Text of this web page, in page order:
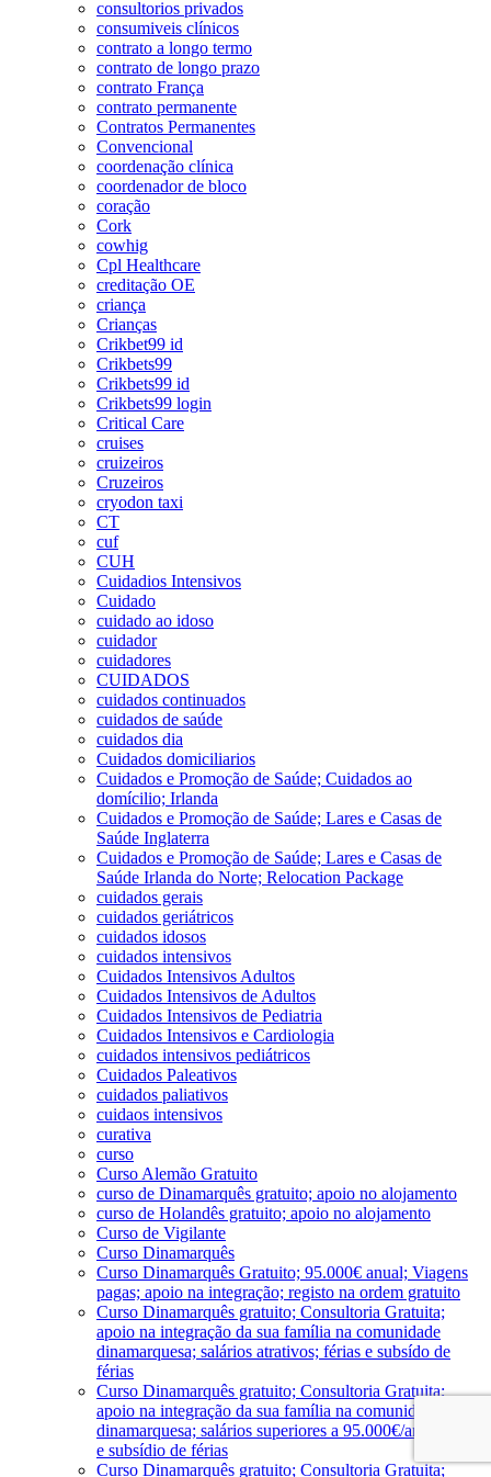
consultorios privados
consumiveis clínicos
contrato a longo termo
contrato de longo prazo
contrato França
contrato permanente
Contratos Permanentes
Convencional
coordenação clínica
coordenador de bloco
coração
Cork
cowhig
Cpl Healthcare
creditação OE
criança
Crianças
Crikbet99 id
Crikbets99
Crikbets99 id
Crikbets99 login
Critical Care
cruises
cruizeiros
Cruzeiros
cryodon taxi
CT
cuf
CUH
Cuidadios Intensivos
Cuidado
cuidado ao idoso
cuidador
cuidadores
CUIDADOS
cuidados continuados
cuidados de saúde
cuidados dia
Cuidados domiciliarios
Cuidados e Promoção de Saúde; Cuidados ao
domícilio; Irlanda
Cuidados e Promoção de Saúde; Lares e Casas de
Saúde Inglaterra
Cuidados e Promoção de Saúde; Lares e Casas de
Saúde Irlanda do Norte; Relocation Package
cuidados gerais
cuidados geriátricos
cuidados idosos
cuidados intensivos
Cuidados Intensivos Adultos
Cuidados Intensivos de Adultos
Cuidados Intensivos de Pediatria
Cuidados Intensivos e Cardiologia
cuidados intensivos pediátricos
Cuidados Paleativos
cuidados paliativos
cuidaos intensivos
curativa
curso
Curso Alemão Gratuito
curso de Dinamarquês gratuito; apoio no alojamento
curso de Holandês gratuito; apoio no alojamento
Curso de Vigilante
Curso Dinamarquês
Curso Dinamarquês Gratuito; 95.000€ anual; Viagens
pagas; apoio na integração; registo na ordem gratuito
Curso Dinamarquês gratuito; Consultoria Gratuita;
apoio na integração da sua família na comunidade
dinamarquesa; salários atrativos; férias e subsído de
férias
Curso Dinamarquês gratuito; Consultoria Gratuita;
apoio na integração da sua família na comunidade
dinamarquesa; salários superiores a 95.000€/ano; férias
e subsídio de férias
Curso Dinamarquês gratuito; Consultoria Gratuita;